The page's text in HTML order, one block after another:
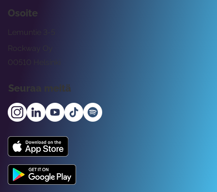
Osoite
Rockway Oy
Lemuntie 3-5
00510 Helsinki
Seuraa meitä